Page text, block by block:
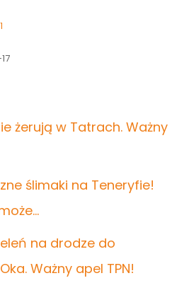
żerują w Tatrach. Ważny
ślimaki na Teneryfie!
na drodze do
Ważny apel TPN!